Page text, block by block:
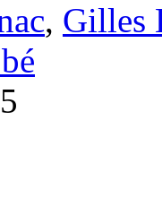
, Gilles